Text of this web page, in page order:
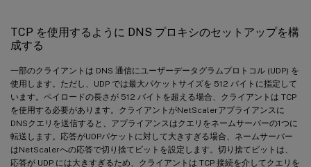
TCP を使用するように DNS プロキシのセットアップを構
成する
一部のクライアントは DNS 通信にユーザーデータグラムプロトコル (UDP) を
使用します。ただし、UDP では最大パケットサイズを 512 バイトに指定して
います。ペイロードの長さが 512 バイトを超える場合、クライアントは TCP
を使用する必要があります。クライアントがNetScalerアプライアンスに
DNSクエリを送信すると、アプライアンスはクエリをネームサーバーの1つに
転送します。応答がUDPパケットに対して大きすぎる場合、ネームサーバー
はNetScalerへの応答で切り捨てビットを設定します。切り捨てビットは、
応答が UDP には大きすぎるため、クライアントは TCP 接続を介してクエリを